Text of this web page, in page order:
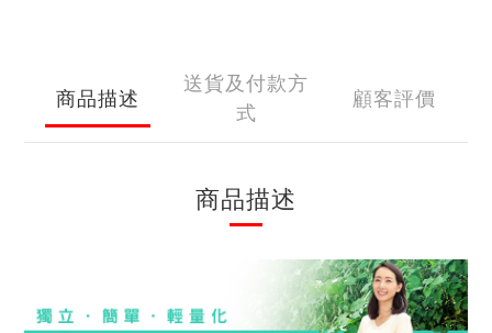
商品描述
送貨及付款方
式
顧客評價
商品描述